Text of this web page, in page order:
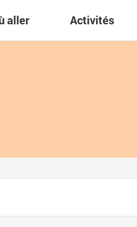
aller Activités